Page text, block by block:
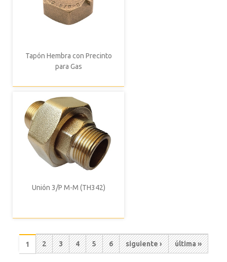
Tapón Hembra con Precinto
para Gas
Unión 3/P M-M (TH342)
Paginación
Página
actual
1 Página
2 Página
3 Página
4 Página
5 Página
6
Siguiente
página
siguiente ›
Última
página
última »